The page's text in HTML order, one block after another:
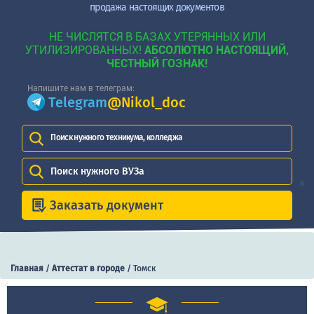
продажа настоящих документов
НЕ ЧИСЛЯТСЯ В БАЗАХ УТЕРЯННЫХ ИЛИ
УТИЛИЗИРОВАННЫХ! АБСОЛЮТНО НАСТОЯЩИЙ,
ЧЕСТНЫЙ ГОЗНАК!
Напишите нам в телеграм:
Telegram@Nikol_doc
Поиск нужного техникума, колледжа
Поиск нужного ВУЗа
Заказать документ
Главная / Аттестат в городе / Томск